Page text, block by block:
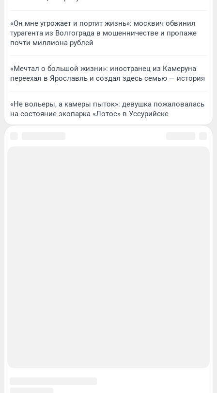
«Он мне угрожает и портит жизнь»: москвич обвинил
турагента из Волгограда в мошенничестве и пропаже
почти миллиона рублей
«Мечтал о большой жизни»: иностранец из Камеруна
переехал в Ярославль и создал здесь семью — история
«Не вольеры, а камеры пыток»: девушка пожаловалась
на состояние экопарка «Лотос» в Уссурийске